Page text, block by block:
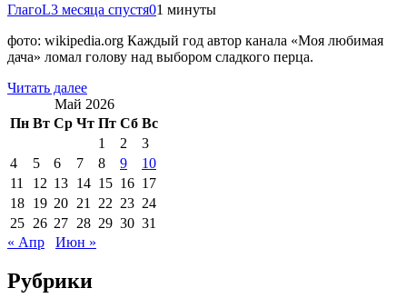
ГлагоL3 месяца спустя01 минуты
фото: wikipedia.org Каждый год автор канала «Моя любимая
дача» ломал голову над выбором сладкого перца.
Читать далее
Май 2026
Пн Вт Ср Чт Пт Сб Вс
1
2
3
4
5 6 7 8 9
10
11
12 13 14 15 16 17
18 19 20 21 22 23 24
25 26 27 28 29 30 31
« Апр
Июн »
Рубрики